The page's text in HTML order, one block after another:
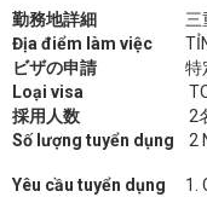
勤務地詳細
三
Địa điểm làm việc
ビザの申請
特
Loại visa
採用人数
2
Số lượng tuyển dụng
2
Yêu cầu tuyển dụng
1.